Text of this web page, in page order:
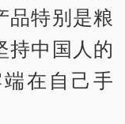
品特别是粮
持中国人的
在自己手